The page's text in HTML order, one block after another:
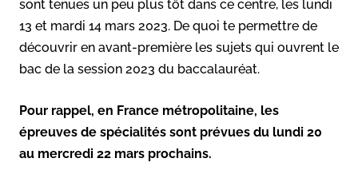
sont tenues un peu plus tôt dans ce centre, les lundi
13 et mardi 14 mars 2023. De quoi te permettre de
découvrir en avant-première les sujets qui ouvrent le
bac de la session 2023 du baccalauréat.
Pour rappel, en France métropolitaine, les
épreuves de spécialités sont prévues du lundi 20
au mercredi 22 mars prochains.